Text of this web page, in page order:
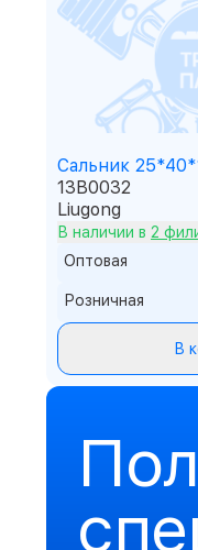
Сальник
13B0032
Liugong
В наличии в 2
Оптовая
Розничная
В